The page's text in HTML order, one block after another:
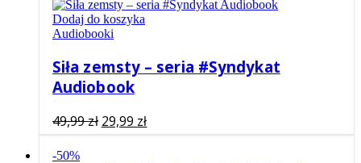
Dodaj do koszyka
Audiobooki
Siła zemsty – seria #Syndykat
Audiobook
49,99zł Pierwotna
cena
29,99 złAktualna
cena
-50%